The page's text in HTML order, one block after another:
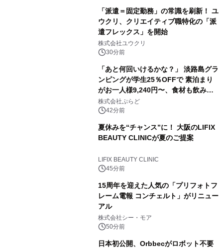
「派遣＝固定勤務」の常識を刷新！ ユ
ウクリ、クリエイティブ職特化の「派
遣フレックス」を開始
株式会社ユウクリ
30分前
「あと何回いけるかな？」 淡路島グラ
ンピングが学生25％OFFで 素泊まり
がお一人様9,240円〜、食材も飲み物
も持ち込み自由 「グランピングリゾー
ト Awaji」9月30日までの平日限定
株式会社ぷらど
42分前
夏休みを“チャンス”に！ 大阪のLIFIX
BEAUTY CLINICが夏のご提案
LIFIX BEAUTY CLINIC
45分前
15周年を迎えた人気の「プリフォトフ
レーム電報 コンチェルト」がリニュー
アル
株式会社シー・モア
50分前
日本初公開、Orbbecがロボット不要